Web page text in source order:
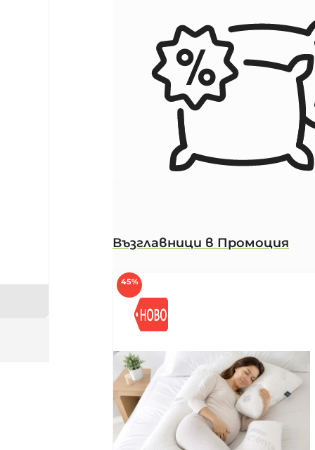
Възглавници в Промоция
45%